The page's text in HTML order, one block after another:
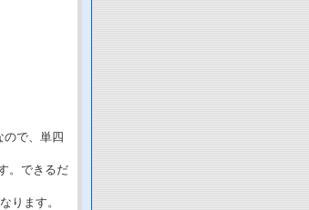
ので、単四
。できるだ
ります。